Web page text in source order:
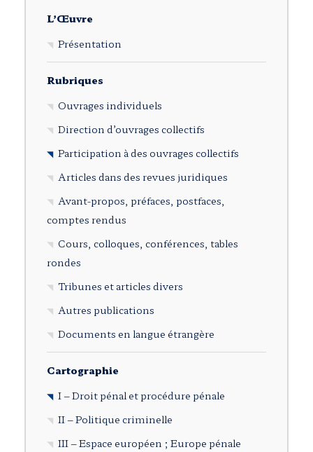
L’Œuvre
Présentation
Rubriques
Ouvrages individuels
Direction d’ouvrages collectifs
Participation à des ouvrages collectifs
Articles dans des revues juridiques
Avant-propos, préfaces, postfaces,
comptes rendus
Cours, colloques, conférences, tables
rondes
Tribunes et articles divers
Autres publications
Documents en langue étrangère
Cartographie
I – Droit pénal et procédure pénale
II – Politique criminelle
III – Espace européen ; Europe pénale